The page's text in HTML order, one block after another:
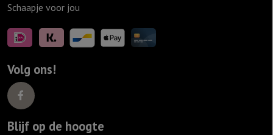
Schaapje voor jou
Volg ons!
Blijf op de hoogte